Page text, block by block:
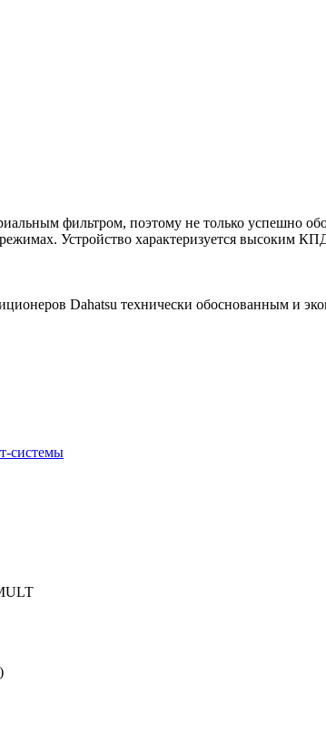
фильтром, поэтому не только успешно
Устройство характеризуется высоким
Dahatsu технически обоснованным и
системы